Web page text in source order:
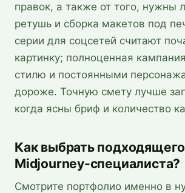
правок, а также от того, нужны
ретушь и сборка макетов под
серии для соцсетей считают
картинку; полноценная
стилю и постоянными
дороже. Точную смету лучше
когда ясны бриф и количество
Как выбрать подходящего
Midjourney-специалиста?
Смотрите портфолио именно в